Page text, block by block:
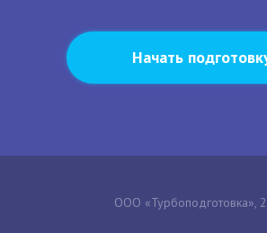
Начать
ООО «Турбоподготовка»,